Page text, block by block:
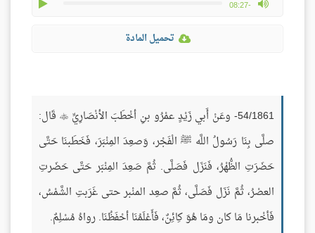
-08:27
تحميل المادة
54/1861- وعَنْ أَبي زَيْدٍ عمْرُو بنِ أخْطَبَ الأنْصَارِيِّ  قَال:
صلَّى بِنَا رَسُولُ اللَّه ﷺ الْفَجْر، وَصعِدَ المِنْبَرَ، فَخَطَبنَا حَتَّى
حَضَرَتِ الظُّهْرُ، فَنَزَل فَصَلَّى. ثُمَّ صَعِدَ المِنْبَر حَتَّى حَضَرتِ
العصْرُ، ثُمَّ نَزَل فَصَلَّى، ثُمَّ صعِد المنْبر حتى غَرَبتِ الشَّمْسُ،
فَأخْبرنا مَا كان ومَا هُوَ كِائِنٌ، فَأَعْلَمُنَا أحْفَظُنَا. رواهُ مُسْلِمٌ.